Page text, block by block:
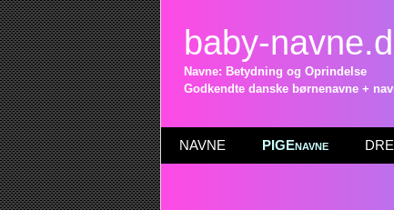
baby-
Navne: Betydning og Oprindelse
Godkendte danske børnenavne +
NAVNE PIGEnavne